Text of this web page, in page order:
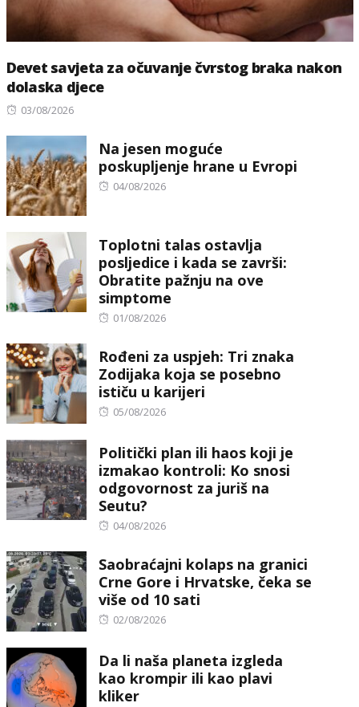
Devet savjeta za očuvanje čvrstog braka nakon
dolaska djece
Posted
03/08/2026
Na jesen moguće
poskupljenje hrane u Evropi
Posted
04/08/2026
Toplotni talas ostavlja
posljedice i kada se završi:
Obratite pažnju na ove
simptome
Posted
01/08/2026
Rođeni za uspjeh: Tri znaka
Zodijaka koja se posebno
ističu u karijeri
Posted
05/08/2026
Politički plan ili haos koji je
izmakao kontroli: Ko snosi
odgovornost za juriš na
Seutu?
Posted
04/08/2026
Saobraćajni kolaps na granici
Crne Gore i Hrvatske, čeka se
više od 10 sati
Posted
02/08/2026
Da li naša planeta izgleda
kao krompir ili kao plavi
kliker